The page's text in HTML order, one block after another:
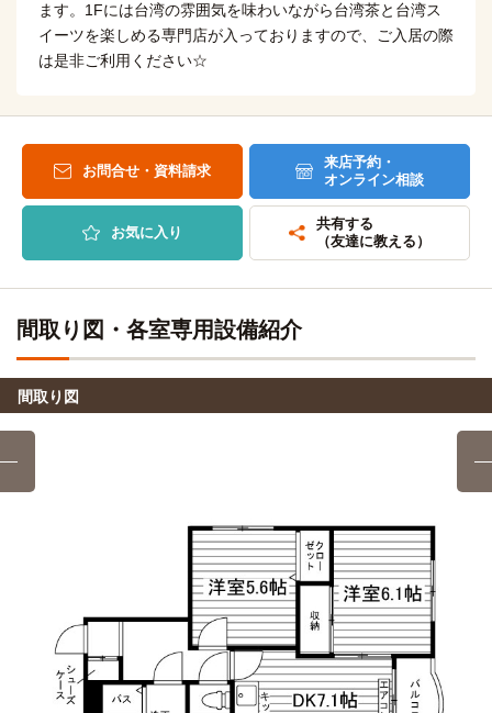
盛岡ヘアメイク専門学校 その他
22分
盛岡外語観光＆ブライダル専門学校 その他
28分
専修学校盛岡中央ゼミナール その他
岩手医科大学医療専門学校 その他
岩手女子高等学校
ます。1Fには台湾の雰囲気を味わいながら台湾茶と台湾ス
イーツを楽しめる専門店が入っておりますので、ご入居の際
は是非ご利用ください☆
お問合せ・資料請求
来店予約・
オンライン相談
お気に入り
共有する
（友達に教える）
間取り図・各室専用設備紹介
間取り図